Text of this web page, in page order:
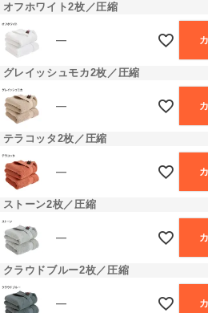
オフホワイト2枚／圧縮
―
グレイッシュモカ2枚／圧縮
―
テラコッタ2枚／圧縮
―
ストーン2枚／圧縮
―
クラウドブルー2枚／圧縮
―